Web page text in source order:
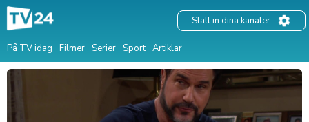
På TV idag Filmer Serier Sport Artiklar
Ställ in dina kanaler